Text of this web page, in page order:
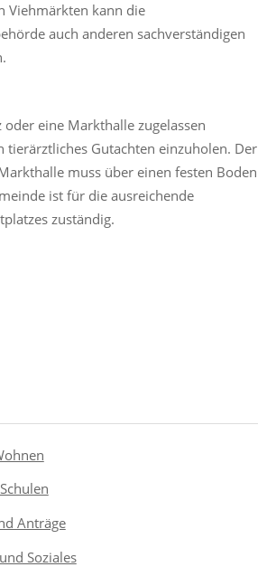
Viehmärkten kann die
auch anderen sachverständigen
eine Markthalle zugelassen
tierärztliches Gutachten einzuholen. Der
muss über einen festen Boden
ist für die ausreichende
zuständig.
Anträge
Soziales